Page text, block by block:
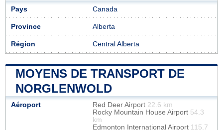
Pays Canada
Province Alberta
Région Central Alberta
MOYENS DE TRANSPORT DE
NORGLENWOLD
Aéroport Red Deer Airport 22.6 km
Rocky Mountain House Airport 54.3
km
Edmonton International Airport 115.7